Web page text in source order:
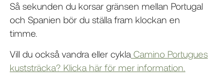
Så sekunden du korsar gränsen mellan Portugal
och Spanien bör du ställa fram klockan en
timme.
Vill du också vandra eller cykla Camino Portugues
kuststräcka? Klicka här för mer information.